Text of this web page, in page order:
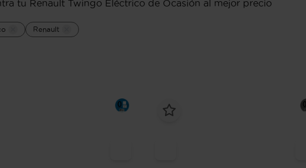
tu Renault Twingo Eléctrico de Ocasión al mejor precio
Renault